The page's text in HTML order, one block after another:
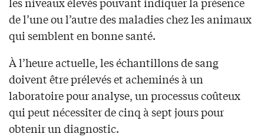
de l’une ou l’autre des maladies chez les animaux
qui semblent en bonne santé.
À l’heure actuelle, les échantillons de sang
doivent être prélevés et acheminés à un
laboratoire pour analyse, un processus coûteux
qui peut nécessiter de cinq à sept jours pour
obtenir un diagnostic.